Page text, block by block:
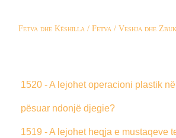
Fetva dhe Këshilla / Fetva / Veshja dhe
1520 - A lejohet operacioni plastik
pësuar ndonjë djegie?
1519 - A lejohet heqja e mustaqeve